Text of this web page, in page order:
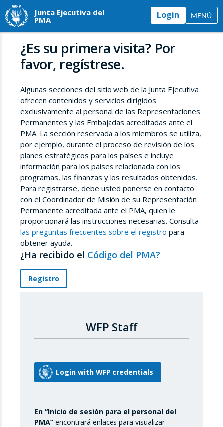
Junta Ejecutiva del
PMA Login MENÚ
¿Es su primera visita? Por
favor, regístrese.
Algunas secciones del sitio web de la Junta Ejecutiva
ofrecen contenidos y servicios dirigidos
exclusivamente al personal de las Representaciones
Permanentes y las Embajadas acreditadas ante el
PMA. La sección reservada a los miembros se utiliza,
por ejemplo, durante el proceso de revisión de los
planes estratégicos para los países e incluye
información para los países relacionada con los
programas, las finanzas y los resultados obtenidos.
Para registrarse, debe usted ponerse en contacto
con el Coordinador de Misión de su Representación
Permanente acreditada ante el PMA, quien le
proporcionará las instrucciones necesarias. Consulta
las preguntas frecuentes sobre el registro para
obtener ayuda.
¿Ha recibido el Código del PMA?
Registro
WFP Staff
En “Inicio de sesión para el personal del
PMA” encontrará enlaces para visualizar